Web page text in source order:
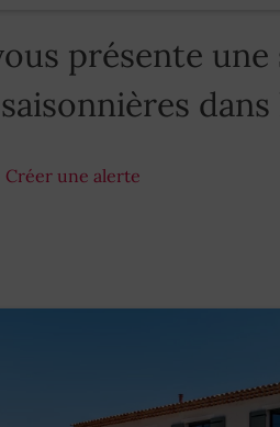
présente
Créer une alerte